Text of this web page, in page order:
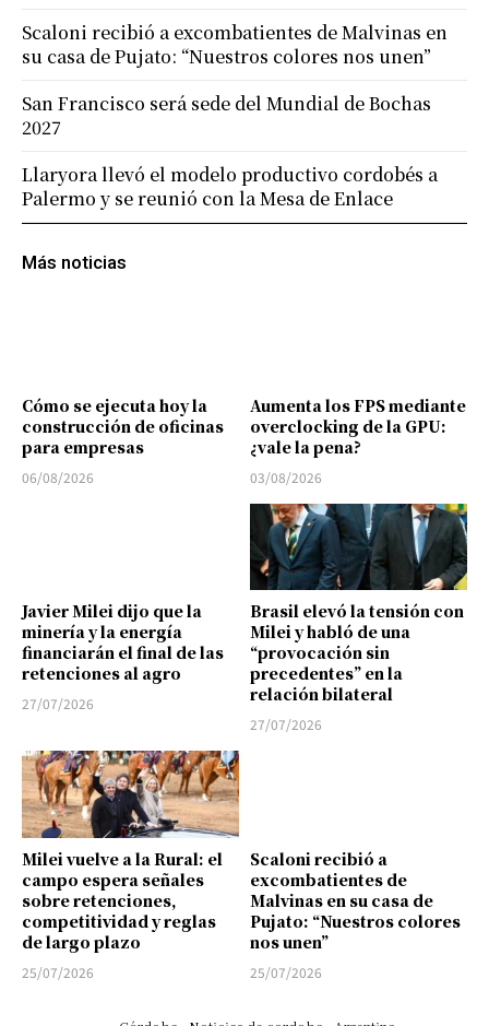
Más noticias
Cómo se ejecuta hoy la
construcción de oficinas
para empresas
06/08/2026
Aumenta los FPS mediante
overclocking de la GPU:
¿vale la pena?
03/08/2026
Javier Milei dijo que la
minería y la energía
financiarán el final de las
retenciones al agro
27/07/2026
Brasil elevó la tensión con
Milei y habló de una
“provocación sin
precedentes” en la
relación bilateral
27/07/2026
Milei vuelve a la Rural: el
campo espera señales
sobre retenciones,
competitividad y reglas
de largo plazo
25/07/2026
Scaloni recibió a
excombatientes de
Malvinas en su casa de
Pujato: “Nuestros colores
nos unen”
25/07/2026
Scaloni recibió a excombatientes de Malvinas en
su casa de Pujato: “Nuestros colores nos unen”
San Francisco será sede del Mundial de Bochas
2027
Llaryora llevó el modelo productivo cordobés a
Palermo y se reunió con la Mesa de Enlace